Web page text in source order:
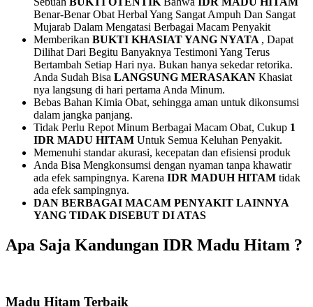
Benar-Benar Obat Herbal Yang Sangat Ampuh Dan Sangat
Mujarab Dalam Mengatasi Berbagai Macam Penyakit
Memberikan BUKTI KHASIAT YANG NYATA , Dapat
Dilihat Dari Begitu Banyaknya Testimoni Yang Terus
Bertambah Setiap Hari nya. Bukan hanya sekedar retorika.
Anda Sudah Bisa LANGSUNG MERASAKAN Khasiat
nya langsung di hari pertama Anda Minum.
Bebas Bahan Kimia Obat, sehingga aman untuk dikonsumsi
dalam jangka panjang.
Tidak Perlu Repot Minum Berbagai Macam Obat, Cukup 1
IDR MADU HITAM Untuk Semua Keluhan Penyakit.
Memenuhi standar akurasi, kecepatan dan efisiensi produk
Anda Bisa Mengkonsumsi dengan nyaman tanpa khawatir
ada efek sampingnya. Karena IDR MADUH HITAM tidak
ada efek sampingnya.
DAN BERBAGAI MACAM PENYAKIT LAINNYA
YANG TIDAK DISEBUT DI ATAS
Apa Saja Kandungan IDR Madu Hitam ?
Madu Hitam Terbaik